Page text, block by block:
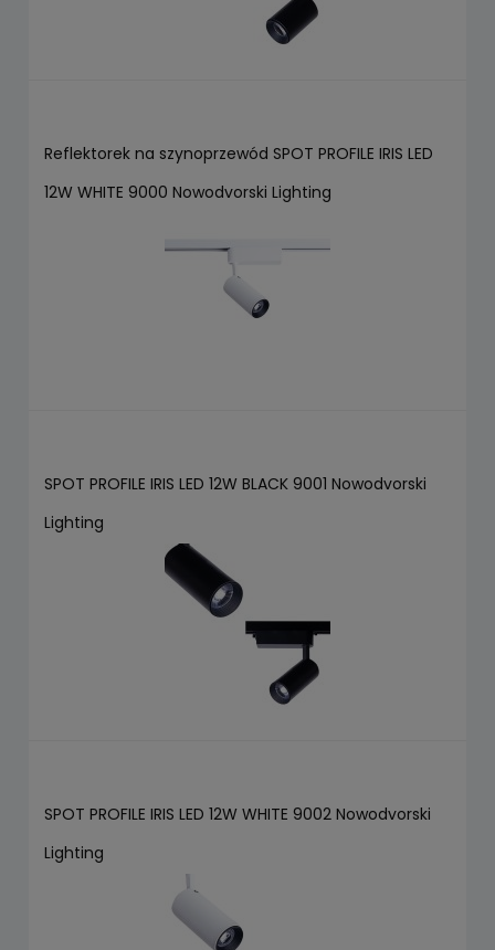
Reflektorek na szynoprzewód SPOT PROFILE IRIS LED
12W WHITE 9000 Nowodvorski Lighting
SPOT PROFILE IRIS LED 12W BLACK 9001 Nowodvorski
Lighting
SPOT PROFILE IRIS LED 12W WHITE 9002 Nowodvorski
Lighting